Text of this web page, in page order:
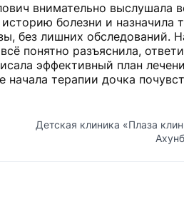
внимательно выслушала
болезни и назначила
без лишних обследований.
понятно разъяснила,
эффективный план
начала терапии дочка
Детская клиника «Плаза